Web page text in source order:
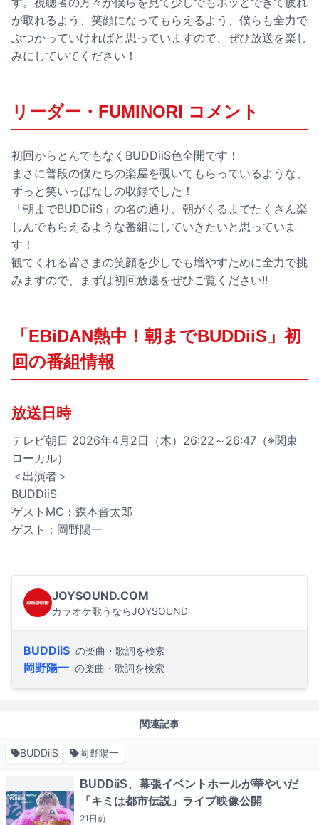
が取れるよう、笑顔になってもらえるよう、僕らも全力で
ぶつかっていければと思っていますので、ぜひ放送を楽し
みにしていてください！
リーダー・FUMINORI コメント
初回からとんでもなくBUDDiiS色全開です！
まさに普段の僕たちの楽屋を覗いてもらっているような、
ずっと笑いっぱなしの収録でした！
「朝までBUDDiiS」の名の通り、朝がくるまでたくさん楽
しんでもらえるような番組にしていきたいと思っていま
す！
観てくれる皆さまの笑顔を少しでも増やすために全力で挑
みますので、まずは初回放送をぜひご覧ください!!
「EBiDAN熱中！朝までBUDDiiS」初
回の番組情報
放送日時
テレビ朝日 2026年4月2日（木）26:22～26:47（※関東
ローカル）
＜出演者＞
BUDDiiS
ゲストMC：森本晋太郎
ゲスト：岡野陽一
JOYSOUND.COM
カラオケ歌うならJOYSOUND
BUDDiiS の楽曲・歌詞を検索
岡野陽一 の楽曲・歌詞を検索
関連記事
BUDDiiS 岡野陽一
BUDDiiS、幕張イベントホールが華やいだ
「キミは都市伝説」ライブ映像公開
21日前